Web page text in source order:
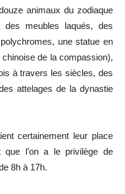
animaux du zodiaque
meubles laqués, des
une statue en
de la compassion),
à travers les siècles, des
attelages de la dynastie
certainement leur place
l’on a le privilège de
8h à 17h.